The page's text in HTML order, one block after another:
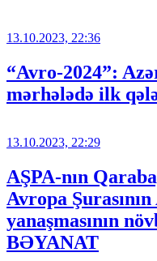
13.10.2023, 22:36
“Avro-2024”:
mərhələdə ilk
13.10.2023, 22:29
AŞPA-nın
Avropa
yanaşmasının
BƏYANAT